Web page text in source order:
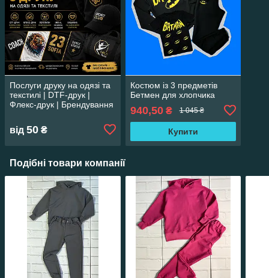
Послуги друку на одязі та
текстилі | DTF-друк |
Флекс-друк | Брендування
від 50 ₴
Костюм із 3 предметів
Бетмен для хлопчика
940,50₴ 1 045 ₴
Купити
Подібні товари компанії